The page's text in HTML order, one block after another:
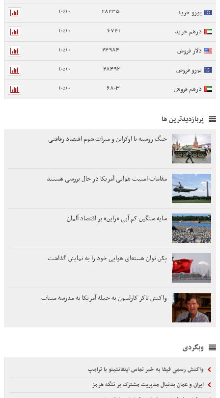
یورو خرید 28235
0 (0%)
درهم خرید 6741
0 (0%)
دلار فروش 24984
0 (0%)
یورو فروش 28492
0 (0%)
درهم فروش 6803
0 (0%)
پربازدیدترین ها
جنگ روسیه با اوکراین و میراث شوم اقتصاد رفاقتی
مقامات امنیت هوایی آمریکا در حال بررسی هستند
سایه سنگین کم آبی «راین» بر اقتصاد آلمان
پکن توان هسته‌ای هوایی خود را به نمایش گذاشت
واکنش تاکر کارلسون به حمله آمریکا به مدرسه میناب
وبگردی
واکنش رسمی فیفا به خبر تماس اینفانتینو با ترامپ
ایران و عمان بدنبال مدیریت مشترک بر تنگه هرمز